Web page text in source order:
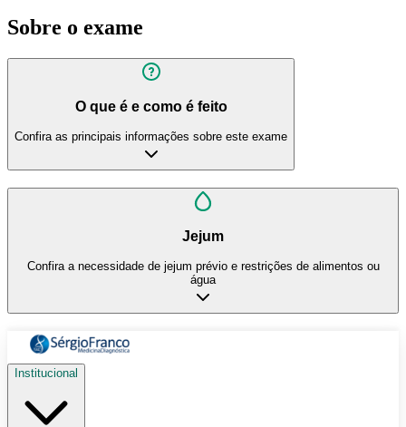
Sobre o exame
O que é e como é feito
Confira as principais informações sobre este exame
Jejum
Confira a necessidade de jejum prévio e restrições de alimentos ou
água
Institucional